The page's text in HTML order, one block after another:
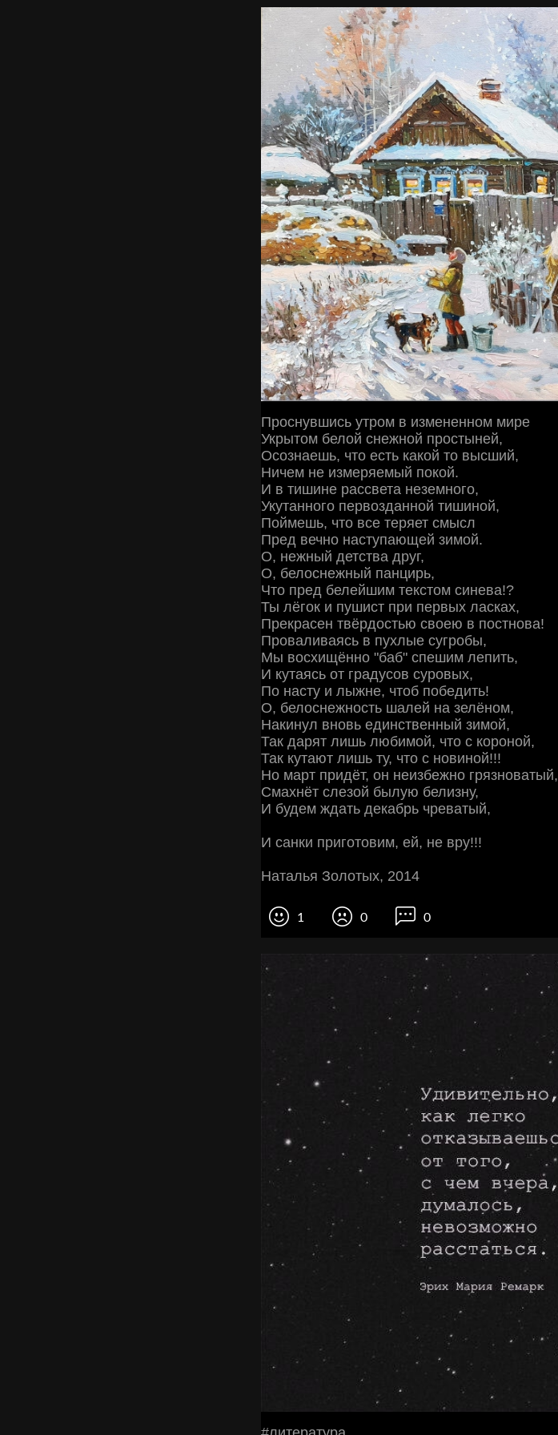
Проснувшись утром в измененном мире
Укрытом белой снежной простыней,
Осознаешь, что есть какой то высший,
Ничем не измеряемый покой.
И в тишине рассвета неземного,
Укутанного первозданной тишиной,
Поймешь, что все теряет смысл
Пред вечно наступающей зимой.
О, нежный детства друг,
О, белоснежный панцирь,
Что пред белейшим текстом синева!?
Ты лёгок и пушист при первых ласках,
Прекрасен твёрдостью своею в постнова!
Проваливаясь в пухлые сугробы,
Мы восхищённо "баб" спешим лепить,
И кутаясь от градусов суровых,
По насту и лыжне, чтоб победить!
О, белоснежность шалей на зелёном,
Накинул вновь единственный зимой,
Так дарят лишь любимой, что с короной,
Так кутают лишь ту, что с новиной!!!
Но март придёт, он неизбежно грязноватый,
Смахнёт слезой былую белизну,
И будем ждать декабрь чреватый,
И санки приготовим, ей, не вру!!!
Наталья Золотых, 2014
1 0 0